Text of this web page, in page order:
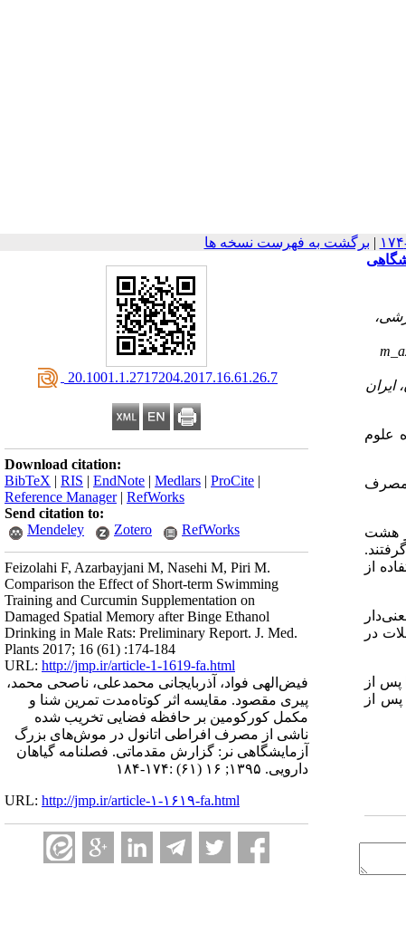
| برگشت به فهرست نسخه ها
‎ 20.1001.1.2717204.2017.16.61.26.7
Download citation:
BibTeX | RIS | EndNote | Medlars | ProCite |
Reference Manager| RefWorks
Send citation to:
Mendeley
Zotero RefWorks
Feizolahi F, Azarbayjani M, Nasehi M, Piri M.
Comparison the Effect of Short-term Swimming
Training and Curcumin Supplementation on
Damaged Spatial Memory after Binge Ethanol
Drinking in Male Rats: Preliminary Report. J. Med.
Plants 2017; 16 (61) :174-184
URL: http://jmp.ir/article-1-1619-fa.html
فیض‌الهی فواد، آذربایجانی محمدعلی، ناصحی محمد،
پیری مقصود. مقایسه اثر کوتاه‌مدت تمرین شنا و
مکمل کورکومین بر حافظه فضایی تخریب شده
ناشی از مصرف افراطی اتانول در موش‌های بزرگ
آزمایشگاهی نر: گزارش مقدماتی. فصلنامه گياهان
دارویی. ۱۳۹۵; ۱۶ (۶۱) :۱۷۴-۱۸۴
URL: http://jmp.ir/article-۱-۱۶۱۹-fa.html
علوم
مصرف
(250-200 گرم) انتخاب و به مدت 4 روز و هر هشت
تقسیم شدند. پس از 2 هفته با استفاده از
در
را پس از
پس از